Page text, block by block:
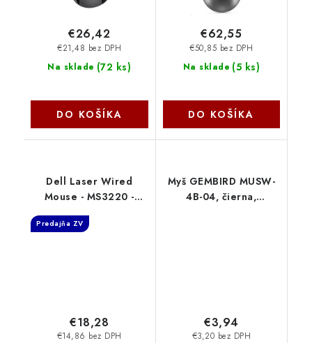
Na sklade (72 ks)
€21,48 bez DPH
€26,42
DO KOŠÍKA
Na sklade (5 ks)
€50,85 bez DPH
€62,55
DO KOŠÍKA
Dell Laser Wired
Mouse - MS3220 -
Black MS3220-BLK
Predajňa ZV
€14,86 bez DPH
€18,28
Myš GEMBIRD MUSW-
4B-04, čierna,
€3,20 bez DPH
€3,94